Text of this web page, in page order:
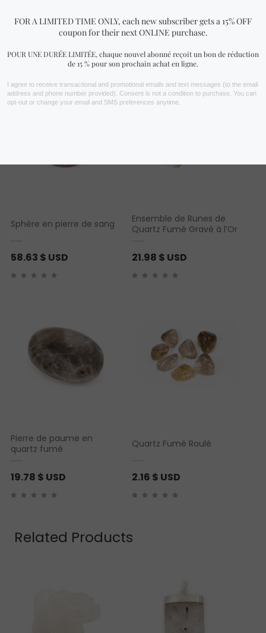
Vous aimerez peut-être aussi…
Sphère en pierre de sang
58.63 $ USD
Ensemble de Runes de
Quartz Fumé Gravé à l’Or
21.98 $ USD
Pierre de paume en
quartz fumé
19.78 $ USD
Quartz Fumé Roulé
2.16 $ USD
Related Products